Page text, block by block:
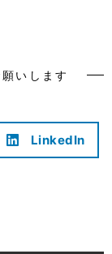
いします
LinkedIn